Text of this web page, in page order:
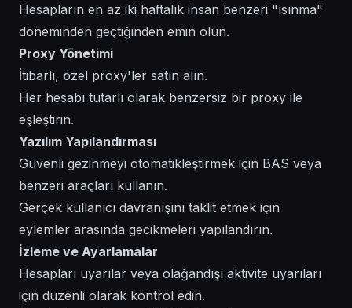
Hesapların en az iki haftalık insan benzeri "ısınma"
döneminden geçtiğinden emin olun.
Proxy Yönetimi
İtibarlı, özel proxy'ler satın alın.
Her hesabı tutarlı olarak benzersiz bir proxy ile
eşleştirin.
Yazılım Yapılandırması
Güvenli gezinmeyi otomatikleştirmek için BAS veya
benzeri araçları kullanın.
Gerçek kullanıcı davranışını taklit etmek için
eylemler arasında gecikmeleri yapılandırın.
İzleme ve Ayarlamalar
Hesapları uyarılar veya olağandışı aktivite uyarıları
için düzenli olarak kontrol edin.